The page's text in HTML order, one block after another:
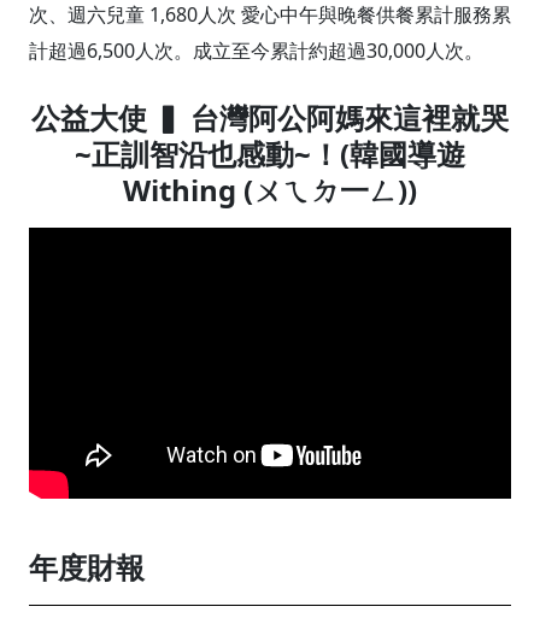
次、週六兒童 1,680人次 愛心中午與晚餐供餐累計服務累
計超過6,500人次。成立至今累計約超過30,000人次。
公益大使 ▍ 台灣阿公阿媽來這裡就哭
~正訓智沿也感動~！(韓國導遊
Withing (ㄨㄟㄉ一ㄥ))
年度財報